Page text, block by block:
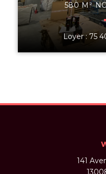
580 M²
Loyer : 75
141